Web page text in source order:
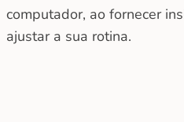
computador, ao fornecer
ajustar a sua rotina.